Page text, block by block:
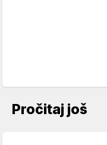
Pročitaj još